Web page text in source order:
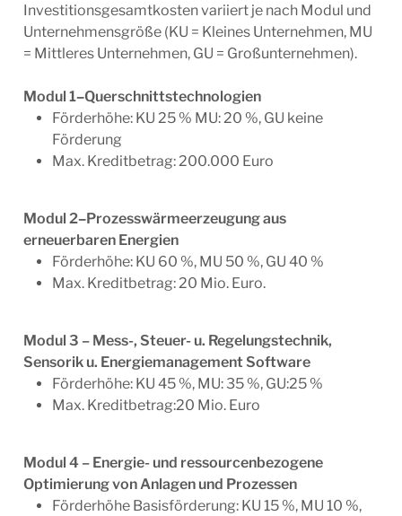
Investitionsgesamtkosten variiert je nach Modul und
Unternehmensgröße (KU = Kleines Unternehmen, MU
= Mittleres Unternehmen, GU = Großunternehmen).
Modul 1–Querschnittstechnologien
Förderhöhe: KU 25 % MU: 20 %, GU keine
Förderung
Max. Kreditbetrag: 200.000 Euro
Modul 2–Prozesswärmeerzeugung aus
erneuerbaren Energien
Förderhöhe: KU 60 %, MU 50 %, GU 40 %
Max. Kreditbetrag: 20 Mio. Euro.
Modul 3 – Mess-, Steuer- u. Regelungstechnik,
Sensorik u. Energiemanagement Software
Förderhöhe: KU 45 %, MU: 35 %, GU:25 %
Max. Kreditbetrag:20 Mio. Euro
Modul 4 – Energie- und ressourcenbezogene
Optimierung von Anlagen und Prozessen
Förderhöhe Basisförderung: KU 15 %, MU 10 %,